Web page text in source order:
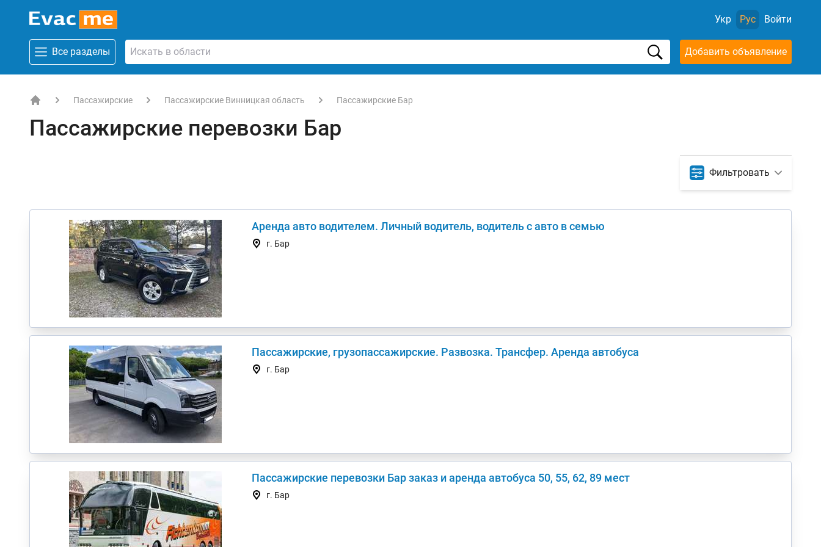
Укр Рус Войти
Все разделы Добавить объявление
Пассажирские Пассажирские Винницкая область Пассажирские Бар
Пассажирские перевозки Бар
Фильтровать
Аренда авто водителем. Личный водитель, водитель с авто в семью
г. Бар
Пассажирские, грузопассажирские. Развозка. Трансфер. Аренда автобуса
г. Бар
Пассажирские перевозки Бар заказ и аренда автобуса 50, 55, 62, 89 мест
г. Бар